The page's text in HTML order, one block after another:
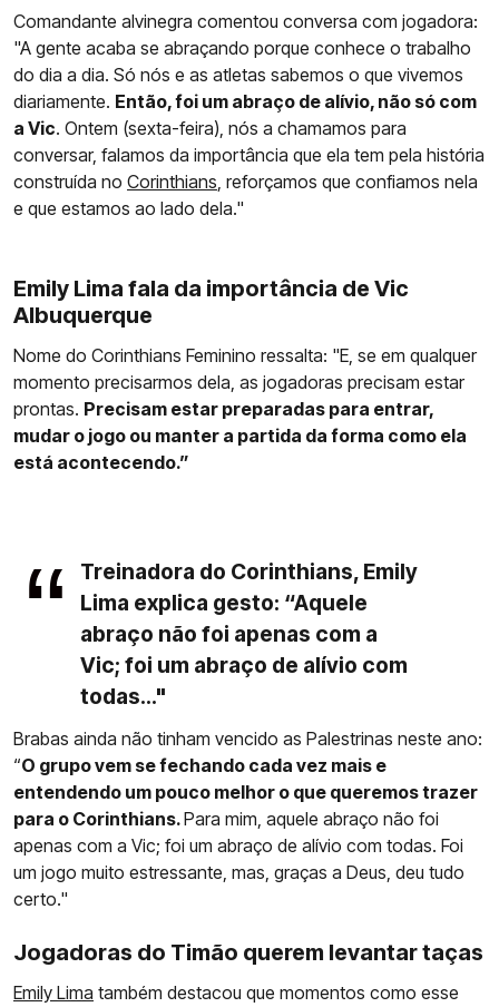
Comandante alvinegra comentou conversa com jogadora:
"A gente acaba se abraçando porque conhece o trabalho
do dia a dia. Só nós e as atletas sabemos o que vivemos
diariamente. Então, foi um abraço de alívio, não só com
a Vic. Ontem (sexta-feira), nós a chamamos para
conversar, falamos da importância que ela tem pela história
construída no Corinthians, reforçamos que confiamos nela
e que estamos ao lado dela."
Emily Lima fala da importância de Vic
Albuquerque
Nome do Corinthians Feminino ressalta: "E, se em qualquer
momento precisarmos dela, as jogadoras precisam estar
prontas. Precisam estar preparadas para entrar,
mudar o jogo ou manter a partida da forma como ela
está acontecendo.”
Treinadora do Corinthians, Emily
Lima explica gesto: “Aquele
abraço não foi apenas com a
Vic; foi um abraço de alívio com
todas..."
Brabas ainda não tinham vencido as Palestrinas neste ano:
“O grupo vem se fechando cada vez mais e
entendendo um pouco melhor o que queremos trazer
para o Corinthians.Para mim, aquele abraço não foi
apenas com a Vic; foi um abraço de alívio com todas. Foi
um jogo muito estressante, mas, graças a Deus, deu tudo
certo."
Jogadoras do Timão querem levantar taças
Emily Lima também destacou que momentos como esse